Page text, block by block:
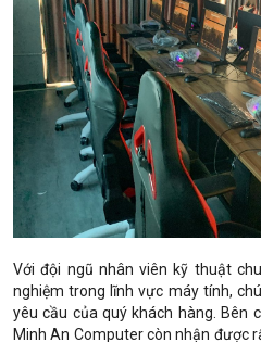
Với đội ngũ nhân viên kỹ thuật
nghiệm trong lĩnh vực máy tính,
yêu cầu của quý khách hàng. Bên
Minh An Computer còn nhận được